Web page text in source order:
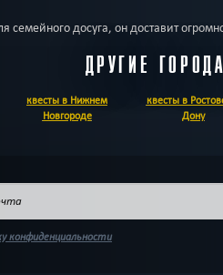
семейного досуга, он доставит
ДРУГИЕ
квесты в Нижнем
Новгороде
квесты в
Дону
конфиденциальности